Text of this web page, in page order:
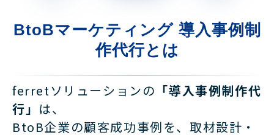
BtoBマーケティング 導入事例制
作代行とは
ferretソリューションの 「導入事例制作代
行」 は、
BtoB企業の顧客成功事例を、取材設計・